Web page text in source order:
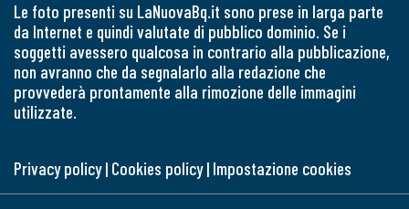
Le foto presenti su LaNuovaBq.it sono prese in larga parte
da Internet e quindi valutate di pubblico dominio. Se i
soggetti avessero qualcosa in contrario alla pubblicazione,
non avranno che da segnalarlo alla redazione che
provvederà prontamente alla rimozione delle immagini
utilizzate.
Privacy policy| Cookies policy| Impostazione cookies